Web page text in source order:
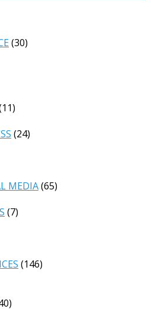
(30)
(24)
MEDIA(65)
(7)
(146)